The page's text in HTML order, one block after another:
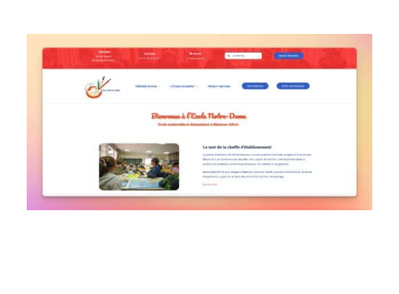
Notre-Dame Maisons-
Alfort